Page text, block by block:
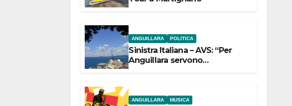
ANGUILLARA POLITICA
Sinistra Italiana – AVS: “Per
Anguillara servono
ANGUILLARA MUSICA